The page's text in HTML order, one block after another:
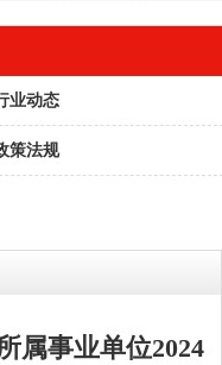
业动态
策法规
属事业单位2024